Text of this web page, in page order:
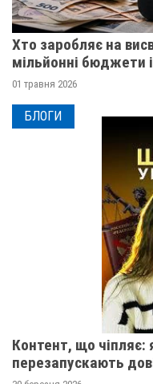
Хто заробляє на
мільйонні бюджети
01 травня 2026
БЛОГИ
Контент, що чіпляє:
перезапускають